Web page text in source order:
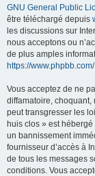
GNU General Public
être téléchargé depuis
les discussions sur
nous acceptons ou
de plus amples
https://www.phpbb.com/
Vous acceptez de ne
diffamatoire, choquant,
peut transgresser les
huis clos » est
un bannissement
fournisseur d’accès à
de tous les messages
conditions. Vous